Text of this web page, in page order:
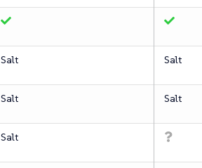
Salt Salt
Salt Salt
Salt